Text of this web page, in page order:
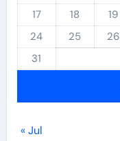
17
18 19
24
25 26
31
« Jul